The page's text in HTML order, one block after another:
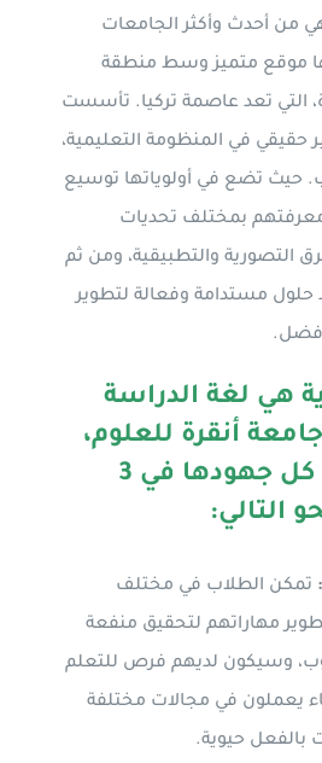
من أحدث وأكثر الجامعات
لها موقع متميز وسط منطقة
التي تعد عاصمة تركيا. تأسست
حقيقي في المنظومة التعليمية،
حيث تضع في أولوياتها توسيع
معرفتهم بمختلف تحديات
التصورية والتطبيقية، ومن ثم
حلول مستدامة وفعالة لتطوير
هي لغة الدراسة
أنقرة للعلوم،
وتركز الجامعة كل جهودها في 3
التالي:
تمكن الطلاب في مختلف
مهاراتهم لتحقيق منفعة
وسيكون لديهم فرص للتعلم
يعملون في مجالات مختلفة
حيوية.